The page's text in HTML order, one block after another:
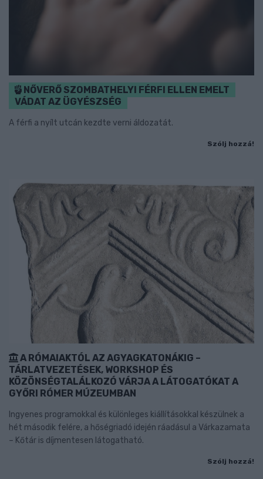
NŐVERŐ SZOMBATHELYI FÉRFI ELLEN EMELT
VÁDAT AZ ÜGYÉSZSÉG
A férfi a nyílt utcán kezdte verni áldozatát.
Szólj hozzá!
A RÓMAIAKTÓL AZ AGYAGKATONÁKIG –
TÁRLATVEZETÉSEK, WORKSHOP ÉS
KÖZÖNSÉGTALÁLKOZÓ VÁRJA A LÁTOGATÓKAT A
GYŐRI RÓMER MÚZEUMBAN
Ingyenes programokkal és különleges kiállításokkal készülnek a
hét második felére, a hőségriadó idején ráadásul a Várkazamata
– Kőtár is díjmentesen látogatható.
Szólj hozzá!